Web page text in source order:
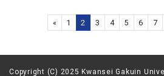
« 1 2 3 4 5 6 7
Copyright (C) 2025 Kwansei Gakuin